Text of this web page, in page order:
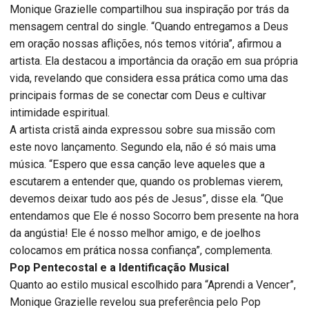
Monique Grazielle compartilhou sua inspiração por trás da
mensagem central do single. “Quando entregamos a Deus
em oração nossas aflições, nós temos vitória”, afirmou a
artista. Ela destacou a importância da oração em sua própria
vida, revelando que considera essa prática como uma das
principais formas de se conectar com Deus e cultivar
intimidade espiritual.
A artista cristã ainda expressou sobre sua missão com
este novo lançamento. Segundo ela, não é só mais uma
música. “Espero que essa canção leve aqueles que a
escutarem a entender que, quando os problemas vierem,
devemos deixar tudo aos pés de Jesus”, disse ela. “Que
entendamos que Ele é nosso Socorro bem presente na hora
da angústia! Ele é nosso melhor amigo, e de joelhos
colocamos em prática nossa confiança”, complementa.
Pop Pentecostal e a Identificação Musical
Quanto ao estilo musical escolhido para “Aprendi a Vencer”,
Monique Grazielle revelou sua preferência pelo Pop